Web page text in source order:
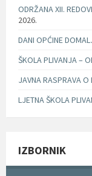
ODRŽANA XII.
2026.
DANI OPĆINE
ŠKOLA PLIVANJA –
JAVNA RASPRAVA
LJETNA ŠKOLA
IZBORNIK